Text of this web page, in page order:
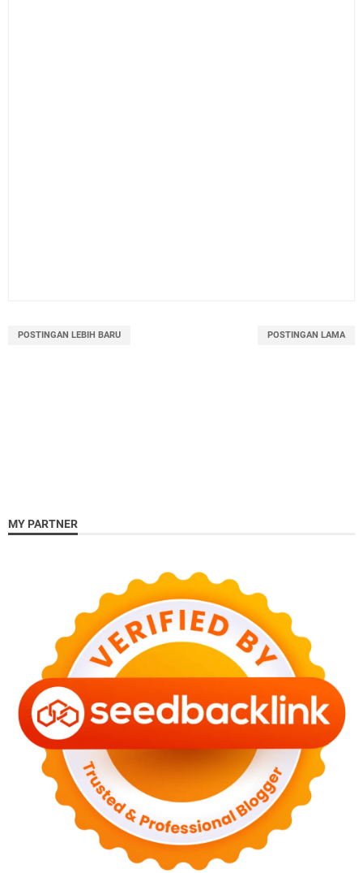
POSTINGAN LEBIH BARU POSTINGAN LAMA
MY PARTNER